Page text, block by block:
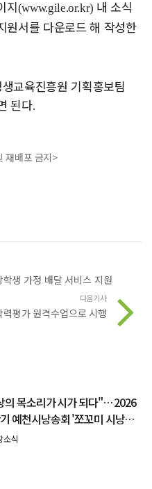
지(www.gile.or.kr) 내 소식
원서를 다운로드 해 작성한
교육진흥원 기획홍보팀
된다.
재배포 금지>
생 가정 배달 서비스 지원
다음기사
평가 원격수업으로 시행
의 목소리가 시가 되다"… 2026
예천시낭송회 '쪼꼬미 시낭송
료
소식